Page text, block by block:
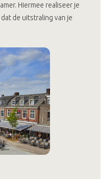
Hiermee realiseer je
de uitstraling van je